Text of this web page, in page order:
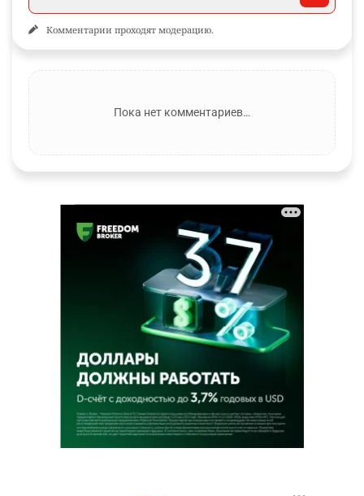
Комментарии проходят модерацию.
Пока нет комментариев…